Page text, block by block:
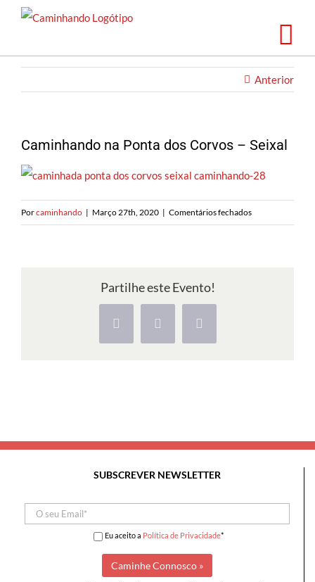
Saltar
Anterior
Caminhando na Ponta dos Corvos – Seixal
Porcaminhando | Março 27th, 2020 | Comentários fechadosem
Caminhando
Partilhe este Evento!
Facebook
X Pinterest
SUBSCREVER NEWSLETTER
Eu aceito a Política de Privacidade*